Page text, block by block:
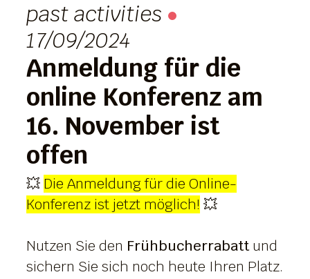
past activities
17/09/2024
Anmeldung für die
online Konferenz am
16. November ist
offen
💥 Die Anmeldung für die Online-
Konferenz ist jetzt möglich! 💥
Nutzen Sie den Frühbucherrabattund
sichern Sie sich noch heute Ihren Platz.